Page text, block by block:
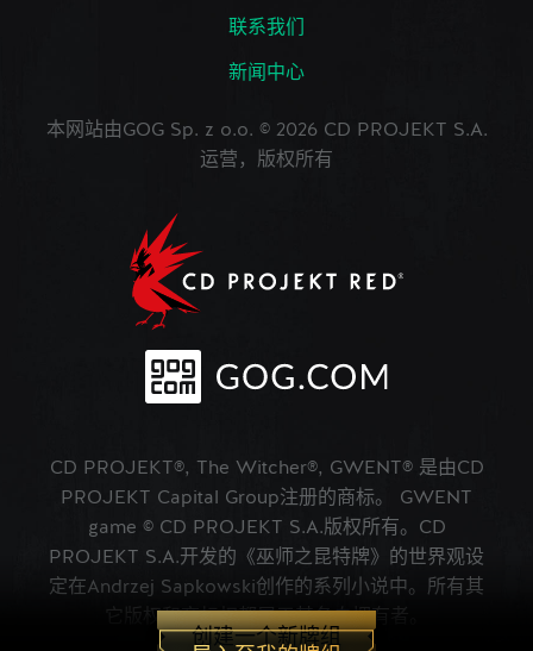
创建一个新牌组
联系我们
新闻中心
本网站由GOG Sp. z o.o. © 2026 CD PROJEKT S.A.
运营，版权所有
CD PROJEKT®, The Witcher®, GWENT® 是由CD
PROJEKT Capital Group注册的商标。 GWENT
game © CD PROJEKT S.A.版权所有。CD
PROJEKT S.A.开发的《巫师之昆特牌》的世界观设
定在Andrzej Sapkowski创作的系列小说中。所有其
它版权和商标权都属于其各自拥有者。